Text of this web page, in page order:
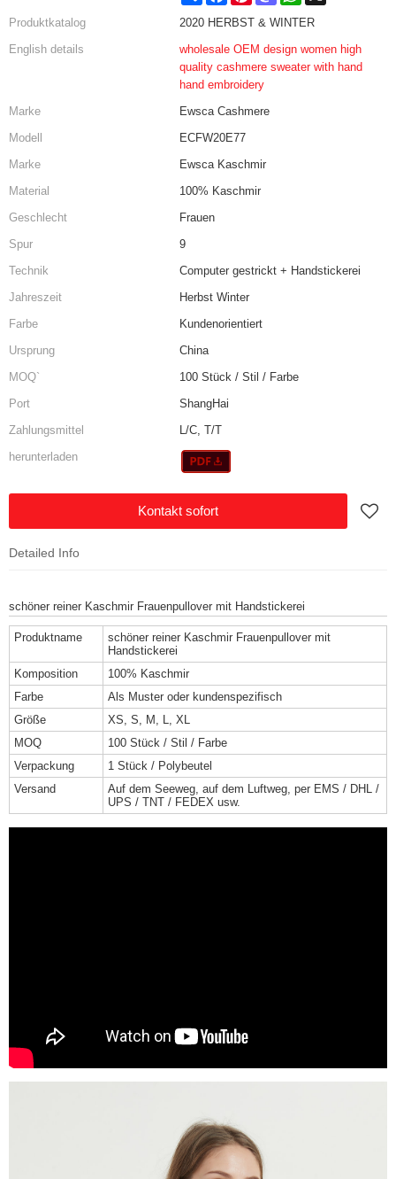
Produktkatalog
2020 HERBST & WINTER
English details
wholesale OEM design women high
quality cashmere sweater with hand
hand embroidery
Marke
Ewsca Cashmere
Modell
ECFW20E77
Marke
Ewsca Kaschmir
Material
100% Kaschmir
Geschlecht
Frauen
Spur
9
Technik
Computer gestrickt + Handstickerei
Jahreszeit
Herbst Winter
Farbe
Kundenorientiert
Ursprung
China
MOQ`
100 Stück / Stil / Farbe
Port
ShangHai
Zahlungsmittel
L/C, T/T
herunterladen
Kontakt sofort
Detailed Info
schöner reiner Kaschmir Frauenpullover mit Handstickerei
Produktname
schöner reiner Kaschmir Frauenpullover mit
Handstickerei
Komposition
100% Kaschmir
Farbe
Als Muster oder kundenspezifisch
Größe
XS, S, M, L, XL
MOQ
100 Stück / Stil / Farbe
Verpackung
1 Stück / Polybeutel
Versand
Auf dem Seeweg, auf dem Luftweg, per EMS / DHL /
UPS / TNT / FEDEX usw.